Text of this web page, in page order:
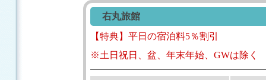
右丸旅館
【特典】平日の宿泊料5％割引
※土日祝日、盆、年末年始、GWは除く